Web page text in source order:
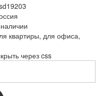
квартиры, для офиса,
через css